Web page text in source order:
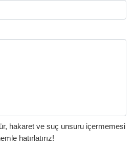
hakaret ve suç unsuru içermemesi
hatırlatırız!